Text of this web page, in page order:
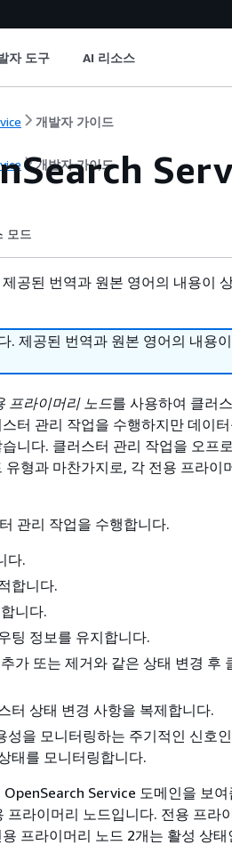
자 도구 AI 리소스
개발자 가이드
개발자 가이드
모드
공된 번역과 원본 영어의 내용이
. 제공된 번역과 원본 영어의 내용
프라이머리 노드를 사용하여 클러
터 관리 작업을 수행하지만 데이
니다. 클러스터 관리 작업을 오프
형과 마찬가지로, 각 전용 프라이
관리 작업을 수행합니다.
다.
합니다.
니다.
팅 정보를 유지합니다.
가 또는 제거와 같은 상태 변경 후
터 상태 변경 사항을 복제합니다.
을 모니터링하는 주기적인 신호인
태를 모니터링합니다.
Service 도메인을 보
프라이머리 노드입니다. 전용 프라
프라이머리 노드 2개는 활성 상태